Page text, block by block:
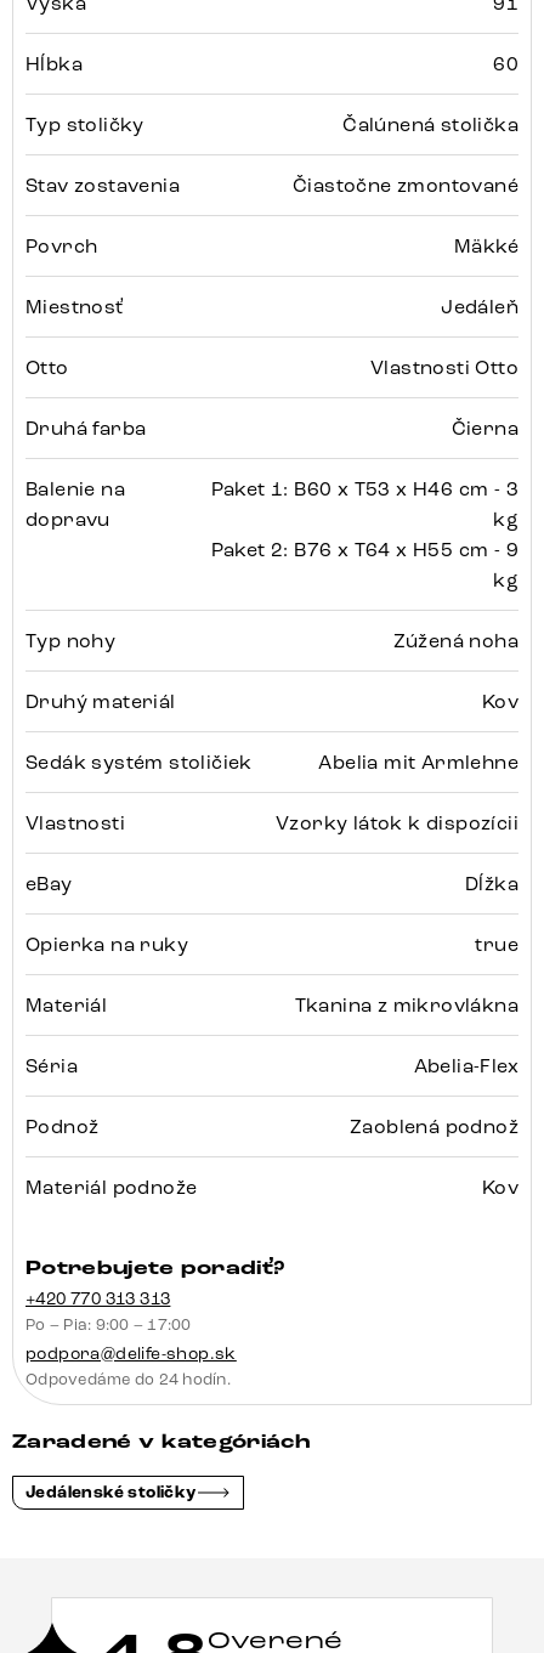
Hĺbka 60
Typ stoličky Čalúnená stolička
Stav zostavenia Čiastočne zmontované
Povrch Mäkké
Miestnosť Jedáleň
Otto Vlastnosti Otto
Druhá farba Čierna
Balenie na
dopravu
Paket 1: B60 x T53 x H46 cm - 3
kg
Paket 2: B76 x T64 x H55 cm - 9
kg
Typ nohy Zúžená noha
Druhý materiál Kov
Sedák systém stoličiek Abelia mit Armlehne
Vlastnosti Vzorky látok k dispozícii
eBay Dĺžka
Opierka na ruky true
Materiál Tkanina z mikrovlákna
Séria Abelia-Flex
Podnož Zaoblená podnož
Materiál podnože Kov
Potrebujete poradiť?
+420 770 313 313
Po – Pia: 9:00 – 17:00
podpora@delife-shop.sk
Odpovedáme do 24 hodín.
Zaradené v kategóriách
Jedálenské stoličky
Overené